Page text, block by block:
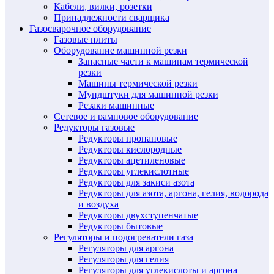
Кабели, вилки, розетки
Принадлежности сварщика
Газосварочное оборудование
Газовые плиты
Оборудование машинной резки
Запасные части к машинам термической
резки
Машины термической резки
Мундштуки для машинной резки
Резаки машинные
Сетевое и рамповое оборудование
Редукторы газовые
Редукторы пропановые
Редукторы кислородные
Редукторы ацетиленовые
Редукторы углекислотные
Редукторы для закиси азота
Редукторы для азота, аргона, гелия, водорода
и воздуха
Редукторы двухступенчатые
Редукторы бытовые
Регуляторы и подогреватели газа
Регуляторы для аргона
Регуляторы для гелия
Регуляторы для углекислоты и аргона